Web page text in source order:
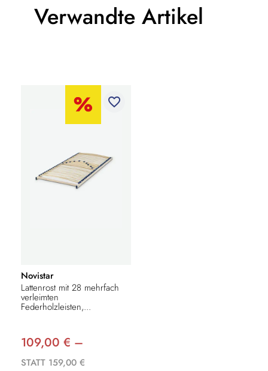
Verwandte Artikel
favorite_border
Novistar
Lattenrost mit 28 mehrfach
verleimten
Federholzleisten,...
109,00 € –
STATT 159,00 €